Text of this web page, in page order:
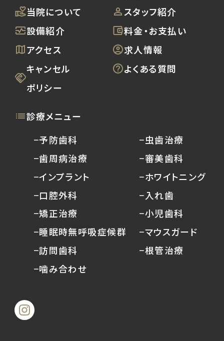
当院について
スタッフ紹介
設備紹介
料金・お支払い
アクセス
求人情報
キャンセル
ポリシー
よくある質問
診療メニュー
−予防歯科
−歯周病治療
−インプラント
−口腔外科
−矯正治療
−睡眠時無呼吸症候群
−訪問歯科
−噛み合わせ
−虫歯治療
−審美歯科
−ホワイトニング
−入れ歯
−小児歯科
−マウスガード
−根管治療